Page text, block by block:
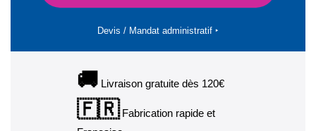
Devis / Mandat administratif ‣
🚚 Livraison gratuite dès 120€
🇫🇷Fabrication rapide et